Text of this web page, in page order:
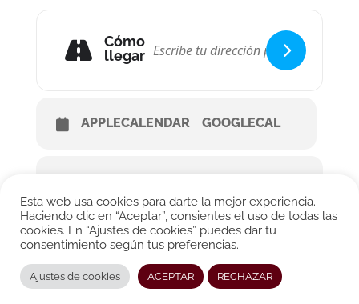
Cómo
llegar
APPLECALENDAR GOOGLECAL
© CONRADO MOYA 2026. All rights reserved.
Esta web usa cookies para darte la mejor experiencia.
Haciendo clic en “Aceptar”, consientes el uso de todas las
cookies. En “Ajustes de cookies” puedes dar tu
consentimiento según tus preferencias.
Ajustes de cookies ACEPTAR RECHAZAR